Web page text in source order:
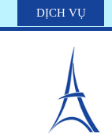
DỊCH VỤ